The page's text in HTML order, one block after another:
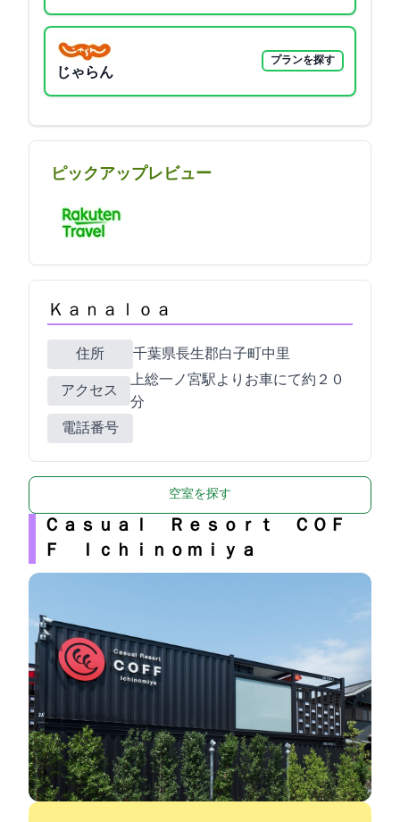
じゃらん
プランを探す
ピックアップレビュー
Ｋａｎａｌｏａ
住所 千葉県長生郡白子町中里5010-21
アクセス
上総一ノ宮駅よりお車にて約２０
分
電話番号
空室を探す
Ｃａｓｕａｌ Ｒｅｓｏｒｔ ＣＯＦ
Ｆ Ｉｃｈｉｎｏｍｉｙａ